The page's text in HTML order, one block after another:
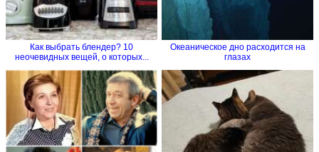
Как выбрать блендер? 10
неочевидных вещей, о которых...
Океаническое дно расходится на
глазах